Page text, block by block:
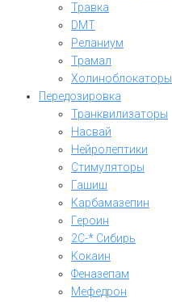
Травка
DMT
Реланиум
Трамал
Холиноблокаторы
Передозировка
Транквилизаторы
Насвай
Нейролептики
Стимуляторы
Гашиш
Карбамазепин
Героин
2C-* Сибирь
Кокаин
Феназепам
Мефедрон